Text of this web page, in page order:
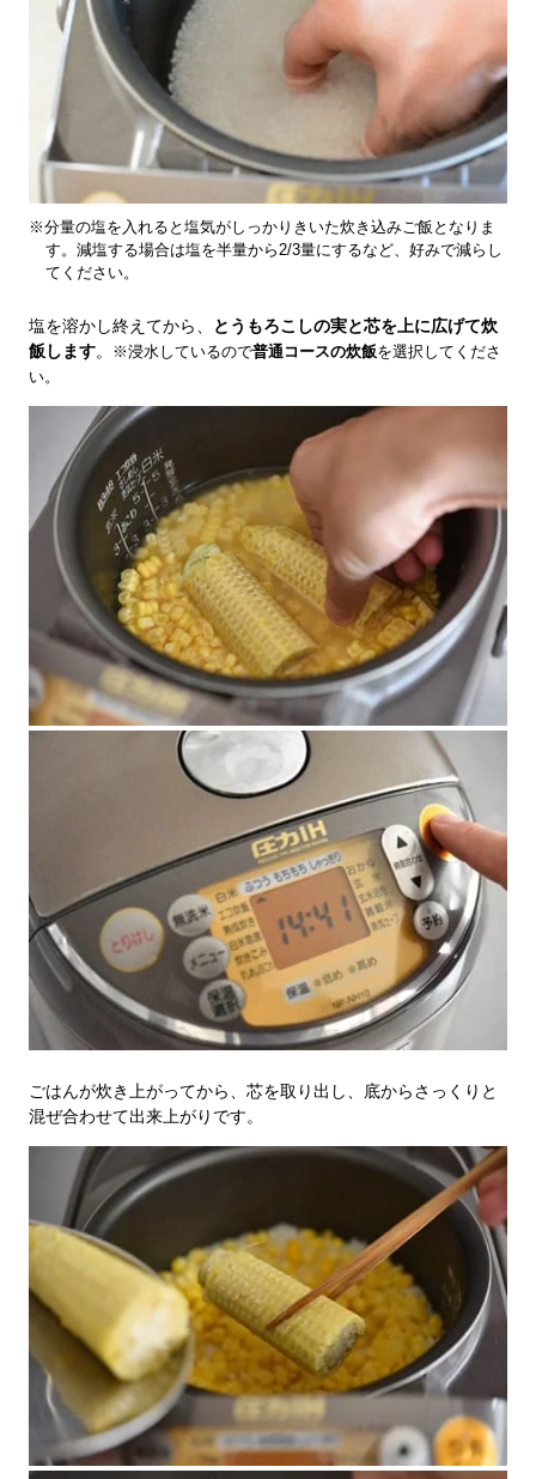
※分量の塩を入れると塩気がしっかりきいた炊き込みご飯となりま
す。減塩する場合は塩を半量から2/3量にするなど、好みで減らし
てください。
塩を溶かし終えてから、
とうもろこしの実と芯を上に広げて炊
飯します。 ※浸水しているので普通コースの炊飯を選択してくださ
い。
ごはんが炊き上がってから、芯を取り出し、底からさっくりと
混ぜ合わせて出来上がりです。